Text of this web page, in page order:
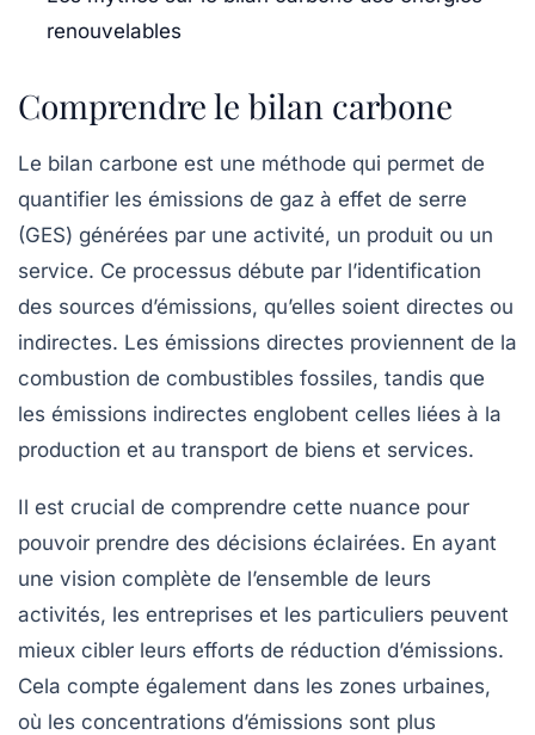
renouvelables
Comprendre le bilan carbone
Le bilan carbone est une méthode qui permet de
quantifier les émissions de gaz à effet de serre
(GES) générées par une activité, un produit ou un
service. Ce processus débute par l’identification
des sources d’émissions, qu’elles soient directes ou
indirectes. Les émissions directes proviennent de la
combustion de combustibles fossiles, tandis que
les émissions indirectes englobent celles liées à la
production et au transport de biens et services.
Il est crucial de comprendre cette nuance pour
pouvoir prendre des décisions éclairées. En ayant
une vision complète de l’ensemble de leurs
activités, les entreprises et les particuliers peuvent
mieux cibler leurs efforts de réduction d’émissions.
Cela compte également dans les zones urbaines,
où les concentrations d’émissions sont plus